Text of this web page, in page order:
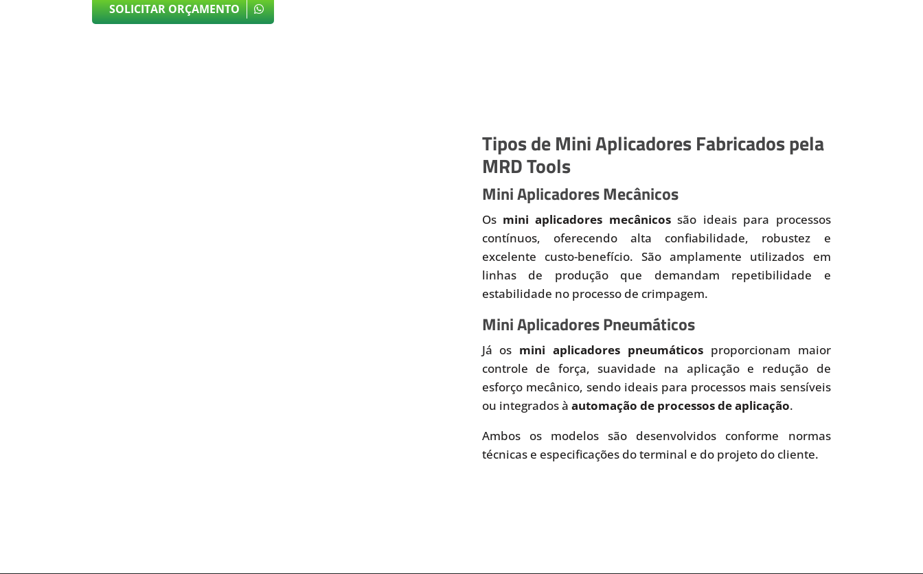
SOLICITAR ORÇAMENTO
Tipos de Mini Aplicadores Fabricados pela
MRD Tools
Mini Aplicadores Mecânicos
Os mini aplicadores mecânicossão ideais para processos
contínuos, oferecendo alta confiabilidade, robustez e
excelente custo-benefício. São amplamente utilizados em
linhas de produção que demandam repetibilidade e
estabilidade no processo de crimpagem.
Mini Aplicadores Pneumáticos
Já os mini aplicadores pneumáticosproporcionam maior
controle de força, suavidade na aplicação e redução de
esforço mecânico, sendo ideais para processos mais sensíveis
ou integrados à automação de processos de aplicação.
Ambos os modelos são desenvolvidos conforme normas
técnicas e especificações do terminal e do projeto do cliente.